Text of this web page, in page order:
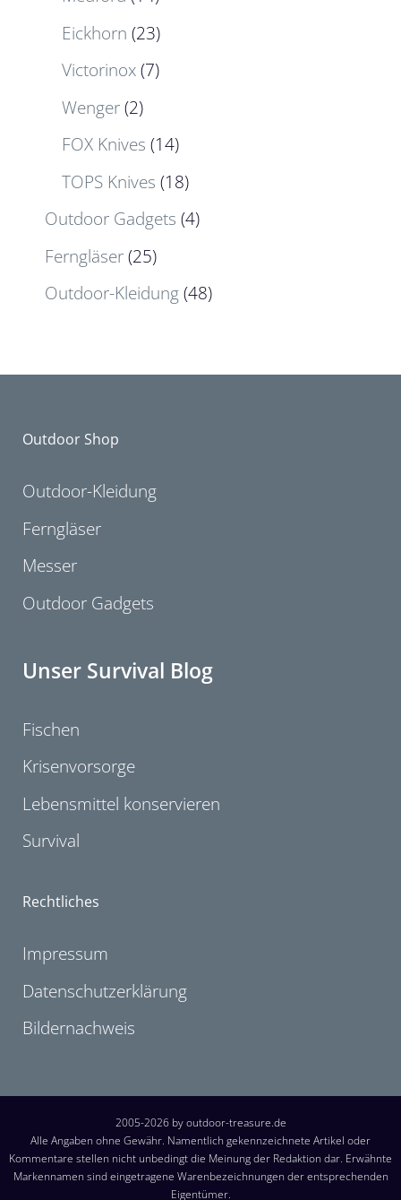
Eickhorn (23)
Victorinox(7)
Wenger(2)
FOX Knives (14)
TOPS Knives (18)
Outdoor Gadgets (4)
Ferngläser(25)
Outdoor-Kleidung(48)
Outdoor Shop
Outdoor-Kleidung
Ferngläser
Messer
Outdoor Gadgets
Unser Survival Blog
Fischen
Krisenvorsorge
Lebensmittel konservieren
Survival
Rechtliches
Impressum
Datenschutzerklärung
Bildernachweis
2005-2026 by outdoor-treasure.de
Alle Angaben ohne Gewähr. Namentlich gekennzeichnete Artikel oder
Kommentare stellen nicht unbedingt die Meinung der Redaktion dar. Erwähnte
Markennamen sind eingetragene Warenbezeichnungen der entsprechenden
Eigentümer.